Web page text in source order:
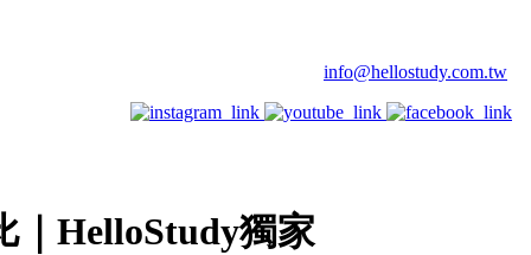
info@hellostudy.com.tw
｜HelloStudy獨家